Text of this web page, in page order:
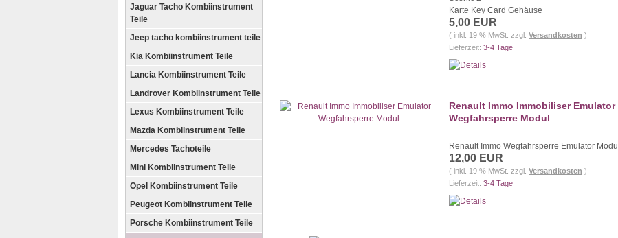
Jaguar Tacho Kombiinstrument
Teile
Jeep tacho kombiinstrument teile
Kia Kombiinstrument Teile
Lancia Kombiinstrument Teile
Landrover Kombiinstrument Teile
Lexus Kombiinstrument Teile
Mazda Kombiinstrument Teile
Mercedes Tachoteile
Mini Kombiinstrument Teile
Opel Kombiinstrument Teile
Peugeot Kombiinstrument Teile
Porsche Kombiinstrument Teile
Karte Key Card Gehäuse
5,00 EUR
( inkl. 19 % MwSt. zzgl. Versandkosten )
Lieferzeit: 3-4 Tage
Renault Immo Immobiliser Emulator
Wegfahrsperre Modul
Renault Immo Wegfahrsperre Emulator Modul
12,00 EUR
( inkl. 19 % MwSt. zzgl. Versandkosten )
Lieferzeit: 3-4 Tage